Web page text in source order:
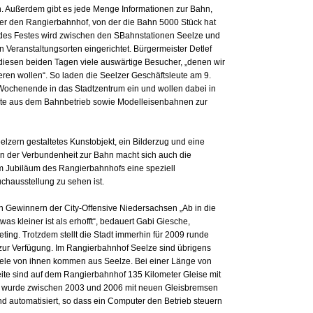
Außerdem gibt es jede Menge Informationen zur Bahn,
den Rangierbahnhof, von der die Bahn 5000 Stück hat
Festes wird zwischen den SBahnstationen Seelze und
Veranstaltungsorten eingerichtet. Bürgermeister Detlef
beiden Tagen viele auswärtige Besucher, „denen wir
wollen“. So laden die Seelzer Geschäftsleute am 9.
in das Stadtzentrum ein und wollen dabei in
aus dem Bahnbetrieb sowie Modelleisenbahnen zur
gestaltetes Kunstobjekt, ein Bilderzug und eine
der Verbundenheit zur Bahn macht sich auch die
Jubiläum des Rangierbahnhofs eine speziell
zu sehen ist.
Gewinnern der City-Offensive Niedersachsen „Ab in die
kleiner ist als erhofft“, bedauert Gabi Giesche,
Trotzdem stellt die Stadt immerhin für 2009 runde
Verfügung. Im Rangierbahnhof Seelze sind übrigens
von ihnen kommen aus Seelze. Bei einer Länge von
sind auf dem Rangierbahnhof 135 Kilometer Gleise mit
zwischen 2003 und 2006 mit neuen Gleisbremsen
automatisiert, so dass ein Computer den Betrieb steuern